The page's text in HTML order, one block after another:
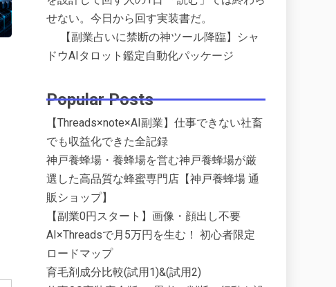
せない。今日から回す実装書だ。
【副業占いに禁断の神ツール降臨】シャ
ドウAIタロット鑑定自動化パッケージ
Popular Posts
【Threads×note×AI副業】仕事できない社畜
でも収益化できた全記録
神戸養蜂場・養蜂場を営む神戸養蜂場が厳
選した高品質な蜂蜜専門店【神戸養蜂場 通
販ショップ】
【副業0円スタート】画像・顔出し不要
AI×Threadsで月5万円を生む！ 初心者限定
ロードマップ
育毛剤成分比較(試用1)&(試用2)